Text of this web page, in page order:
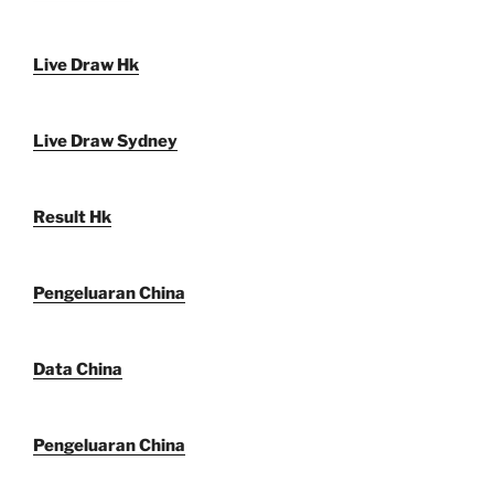
Live Draw Hk
Live Draw Sydney
Result Hk
Pengeluaran China
Data China
Pengeluaran China